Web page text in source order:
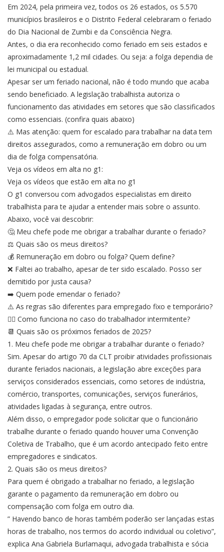
Em 2024, pela primeira vez, todos os 26 estados, os 5.570
municípios brasileiros e o Distrito Federal celebraram o feriado
do Dia Nacional de Zumbi e da Consciência Negra.
Antes, o dia era reconhecido como feriado em seis estados e
aproximadamente 1,2 mil cidades. Ou seja: a folga dependia de
lei municipal ou estadual.
Apesar ser um feriado nacional, não é todo mundo que acaba
sendo beneficiado. A legislação trabalhista autoriza o
funcionamento das atividades em setores que são classificados
como essenciais. (confira quais abaixo)
⚠️ Mas atenção: quem for escalado para trabalhar na data tem
direitos assegurados, como a remuneração em dobro ou um
dia de folga compensatória.
Veja os vídeos em alta no g1:
Veja os vídeos que estão em alta no g1
O g1 conversou com advogados especialistas em direito
trabalhista para te ajudar a entender mais sobre o assunto.
Abaixo, você vai descobrir:
🤔 Meu chefe pode me obrigar a trabalhar durante o feriado?
⚖️ Quais são os meus direitos?
💰 Remuneração em dobro ou folga? Quem define?
❌ Faltei ao trabalho, apesar de ter sido escalado. Posso ser
demitido por justa causa?
➡️ Quem pode emendar o feriado?
⚠️ As regras são diferentes para empregado fixo e temporário?
✍🏼 Como funciona no caso do trabalhador intermitente?
📆 Quais são os próximos feriados de 2025?
1. Meu chefe pode me obrigar a trabalhar durante o feriado?
Sim. Apesar do artigo 70 da CLT proibir atividades profissionais
durante feriados nacionais, a legislação abre exceções para
serviços considerados essenciais, como setores de indústria,
comércio, transportes, comunicações, serviços funerários,
atividades ligadas à segurança, entre outros.
Além disso, o empregador pode solicitar que o funcionário
trabalhe durante o feriado quando houver uma Convenção
Coletiva de Trabalho, que é um acordo antecipado feito entre
empregadores e sindicatos.
2. Quais são os meus direitos?
Para quem é obrigado a trabalhar no feriado, a legislação
garante o pagamento da remuneração em dobro ou
compensação com folga em outro dia.
” Havendo banco de horas também poderão ser lançadas estas
horas de trabalho, nos termos do acordo individual ou coletivo”,
explica Ana Gabriela Burlamaqui, advogada trabalhista e sócia